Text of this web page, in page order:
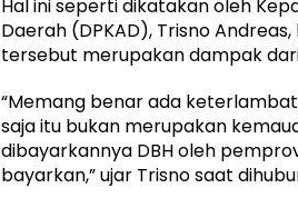
Hal ini seperti dikatakan oleh
Daerah (DPKAD), Trisno
tersebut merupakan dampak
“Memang benar ada
saja itu bukan merupakan
dibayarkannya DBH oleh
bayarkan,” ujar Trisno saat